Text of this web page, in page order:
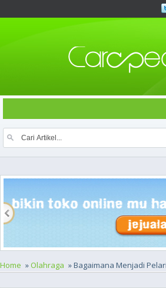
Home » Olahraga » Bagaimana Menjadi